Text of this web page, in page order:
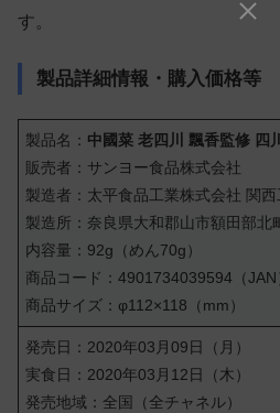
す。
製品詳細情報・購入価格等
製品名： 中國菜 老四川 飄香監修 四
販売者：サンヨー食品株式会社
製造者：太平食品工業株式会社 関西
製造所：奈良県大和郡山市額田部北
内容量：92g（めん70g）
商品コード：4901734039594（JAN
商品サイズ：φ112×118（mm）
発売日：2020年03月09日（月）
実食日：2020年03月12日（木）
発売地域：全国（全チャネル）